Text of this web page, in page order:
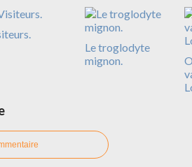
Le troglodyte
mignon.